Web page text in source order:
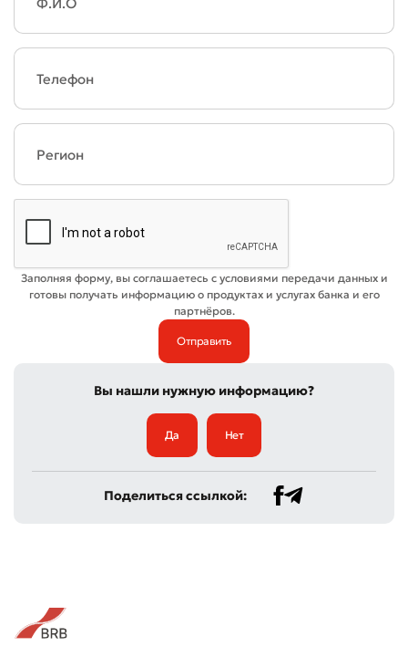
Плохо Отлично
* Все поля обязательны для заполнения
Отправить
Заполняя форму, вы соглашаетесь с условиями передачи данных и
готовы получать информацию о продуктах и услугах банка и его
партнёров.
Вы нашли нужную информацию?
Да Нет
Поделиться ссылкой: